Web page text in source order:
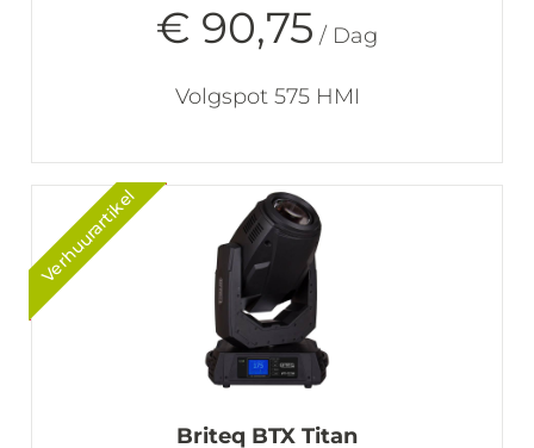
€ 90,75 / Dag
Volgspot 575 HMI
Briteq BTX Titan
Verhuurartikel